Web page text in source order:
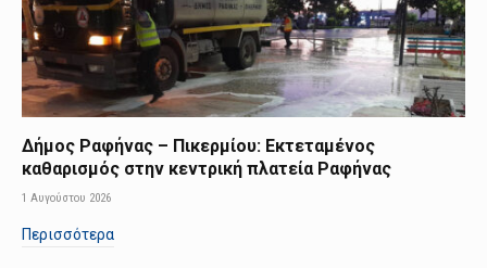
Δήμος Ραφήνας – Πικερμίου: Εκτεταμένος
καθαρισμός στην κεντρική πλατεία Ραφήνας
1 Αυγούστου 2026
Περισσότερα